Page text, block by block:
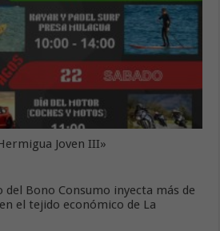
Joven III»
del Bono Consumo inyecta más de
el tejido económico de La